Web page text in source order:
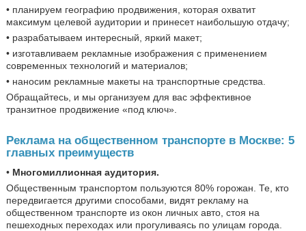
• планируем географию продвижения, которая охватит
максимум целевой аудитории и принесет наибольшую отдачу;
• разрабатываем интересный, яркий макет;
• изготавливаем рекламные изображения с применением
современных технологий и материалов;
• наносим рекламные макеты на транспортные средства.
Обращайтесь, и мы организуем для вас эффективное
транзитное продвижение «под ключ».
Реклама на общественном транспорте в Москве: 5
главных преимуществ
• Многомиллионная аудитория.
Общественным транспортом пользуются 80% горожан. Те, кто
передвигается другими способами, видят рекламу на
общественном транспорте из окон личных авто, стоя на
пешеходных переходах или прогуливаясь по улицам города.